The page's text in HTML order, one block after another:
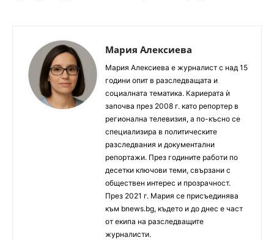
Мария Алексиева
Мария Алексиева е журналист с над 15
години опит в разследващата и
социалната тематика. Кариерата ѝ
започва през 2008 г. като репортер в
регионална телевизия, а по-късно се
специализира в политическите
разследвания и документални
репортажи. През годините работи по
десетки ключови теми, свързани с
обществен интерес и прозрачност.
През 2021 г. Мария се присъединява
към bnews.bg, където и до днес е част
от екипа на разследващите
журналисти.